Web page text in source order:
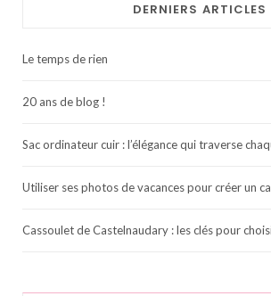
DERNIERS ARTICLES
Le temps de rien
20 ans de blog !
Sac ordinateur cuir : l’élégance qui traverse
Utiliser ses photos de vacances pour créer un
Cassoulet de Castelnaudary : les clés pour